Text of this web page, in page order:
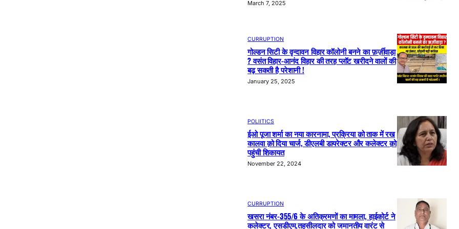
March 7, 2025
CURRUPTION
गोल्डन सिटी के वृन्दावन विहार कॉलोनी बनने का फ़र्ज़ीवाड़ा
? वसंत विहार-आनंद विहार की तरह प्लॉट खरीदने वालों की
बढ़ सकती है परेशानी !
January 25, 2025
POLIITICS
ईओ पूजा शर्मा का नया कारनामा, प्रक्रिया क़ो ताक में रख
कालवा क़ो दिया चार्ज, डीएलबी डायरेक्टर और कलेक्टर क़ो
पहुंची शिकायत
November 22, 2024
CURRUPTION
खसरा नंबर-355/6 के अतिक्रमणों का मामला, हाईकोर्ट ने
कलेक्टर, एसडीएम,तहसीलदार को जमानतीय वारंट से